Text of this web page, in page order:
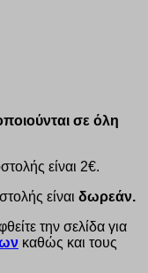
σε όλη
είναι 2€.
είναι δωρεάν.
την σελίδα για
καθώς και τους